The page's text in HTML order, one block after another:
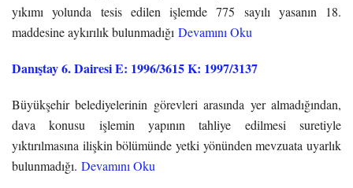
yıkımı yolunda tesis edilen işlemde 775 sayılı yasanın 18.
maddesine aykırılık bulunmadığı Devamını Oku
Danıştay 6. Dairesi E: 1996/3615 K: 1997/3137
Büyükşehir belediyelerinin görevleri arasında yer almadığından,
dava konusu işlemin yapının tahliye edilmesi suretiyle
yıktırılmasına ilişkin bölümünde yetki yönünden mevzuata uyarlık
bulunmadığı. Devamını Oku